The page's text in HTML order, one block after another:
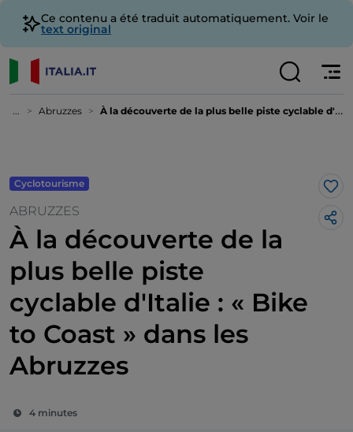
Ce contenu a été traduit automatiquement. Voir le
text original
... Abruzzes À la découverte de la plus belle piste cyclable d'Italie : « Bike to Coast » dans les Abruzzes
Cyclotourisme
ABRUZZES
À la découverte de la
plus belle piste
cyclable d'Italie : « Bike
to Coast » dans les
Abruzzes
4 minutes